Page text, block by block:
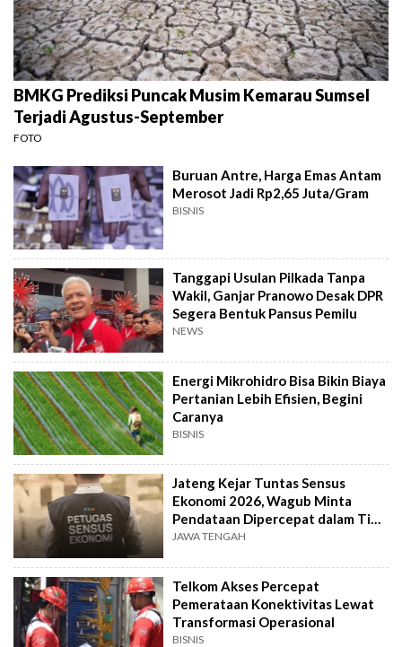
BMKG Prediksi Puncak Musim Kemarau Sumsel
Terjadi Agustus-September
FOTO
Buruan Antre, Harga Emas Antam
Merosot Jadi Rp2,65 Juta/Gram
BISNIS
Tanggapi Usulan Pilkada Tanpa
Wakil, Ganjar Pranowo Desak DPR
Segera Bentuk Pansus Pemilu
NEWS
Energi Mikrohidro Bisa Bikin Biaya
Pertanian Lebih Efisien, Begini
Caranya
BISNIS
Jateng Kejar Tuntas Sensus
Ekonomi 2026, Wagub Minta
Pendataan Dipercepat dalam Tiga
Pekan
JAWA TENGAH
Telkom Akses Percepat
Pemerataan Konektivitas Lewat
Transformasi Operasional
BISNIS